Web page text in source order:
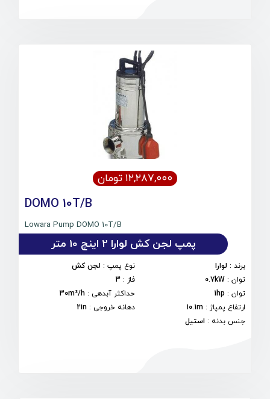
۱۲,۲۸۷,۰۰۰ تومان
DOMO 10T/B
Lowara Pump DOMO 10T/B
پمپ لجن کش لوارا 2 اینچ 10 متر
برند : لوارا نوع پمپ: لجن کش
توان :
0.7kW فاز :
3
توان :
1hp حداکثر آبدهی :
30m³/h
ارتفاع پمپاژ :
10.1m دهانه خروجی :
2in
جنس بدنه : استیل